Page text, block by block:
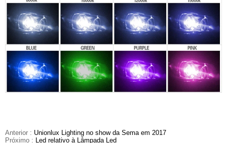
Anterior : Unionlux Lighting no show da Sema em 2017
Próximo : Led relativo à Lâmpada Led